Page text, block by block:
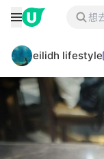
eilidh lifestyle